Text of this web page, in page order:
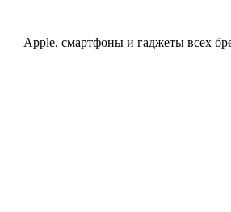
Apple, cмартфоны и гаджеты всех